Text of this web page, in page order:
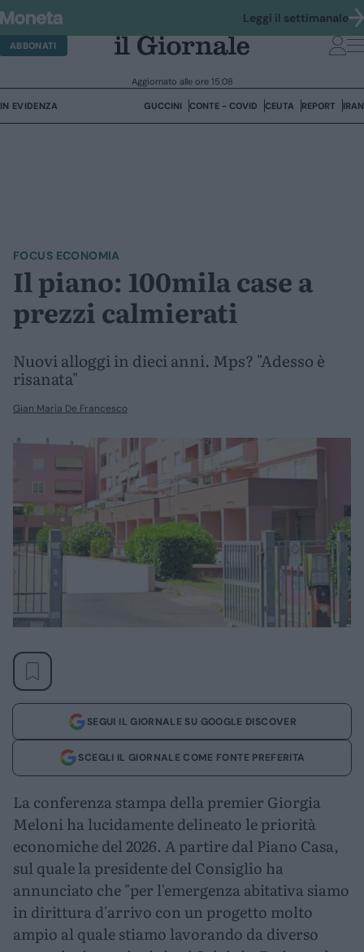
Leggi il settimanale
ABBONATI
Aggiornato alle ore 15:08
IN EVIDENZA GUCCINI CONTE - COVID CEUTA REPORT IRAN
FOCUS ECONOMIA
Il piano: 100mila case a
prezzi calmierati
Nuovi alloggi in dieci anni. Mps? "Adesso è
risanata"
Gian Maria De Francesco
SEGUI IL GIORNALE SU GOOGLE DISCOVER
SCEGLI IL GIORNALE COME FONTE PREFERITA
La conferenza stampa della premier Giorgia
Meloni ha lucidamente delineato le priorità
economiche del 2026. A partire dal Piano Casa,
sul quale la presidente del Consiglio ha
annunciato che "per l'emergenza abitativa siamo
in dirittura d'arrivo con un progetto molto
ampio al quale stiamo lavorando da diverso